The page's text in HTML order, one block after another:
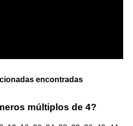
encontradas
múltiplos de 4?